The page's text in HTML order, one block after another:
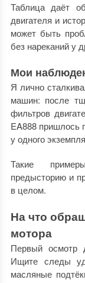
Таблица даёт
двигателя и
может быть
без нареканий у
Мои
Я лично
машин: после
фильтров
EA888 пришлось
у одного
Такие
предысторию и
в целом.
На что
мотора
Первый осмотр
Ищите следы
масляные